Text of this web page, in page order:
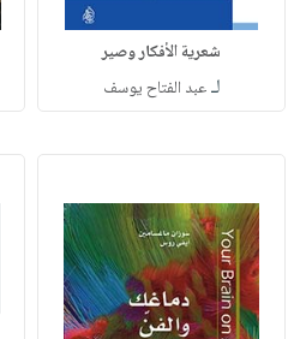
شعرية الأفكار وصير
لـعبد الفتاح يوسف